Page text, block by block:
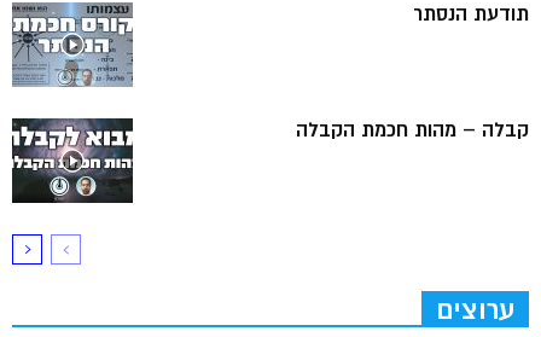
תודעת הנסתר
קבלה – מהות חכמת הקבלה
ערוצים